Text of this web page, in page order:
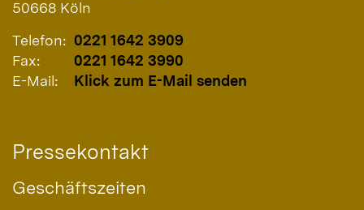
50668 Köln
Telefon: 0221 1642 3909
Fax:
0221 1642 3990
E-Mail:
Klick zum E-Mail senden
Pressekontakt
Geschäftszeiten